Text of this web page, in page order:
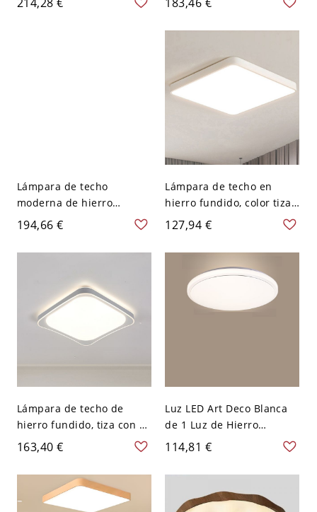
Fundido, 1 Luz Estilo
estilo simple para
dormitorio principal,
Lámpara de techo
moderna de hierro
fundido, pantalla
poligonal, 1 luz, 3 niveles
(cálida/blanca/neutra),
194,66 €
Lámpara de techo en
hierro fundido, color tiza,
1 luz, estilo moderno para
dormitorio principal con
pantalla acrílica, conexión
eléctrica directa,
cuadrada, 110V-120V, 12"
127,94 €
Lámpara de techo de
hierro fundido, tiza con 1
luz, estilo simple, pantalla
de acrílico, conexión
eléctrica directa para uso
residencial, cuadrada,
110V-120V, 20"
163,40 €
Luz LED Art Deco Blanca
de 1 Luz de Hierro
Fundido Redonda para
Dormitorio Principal,
110V-120V, 13"
114,81 €